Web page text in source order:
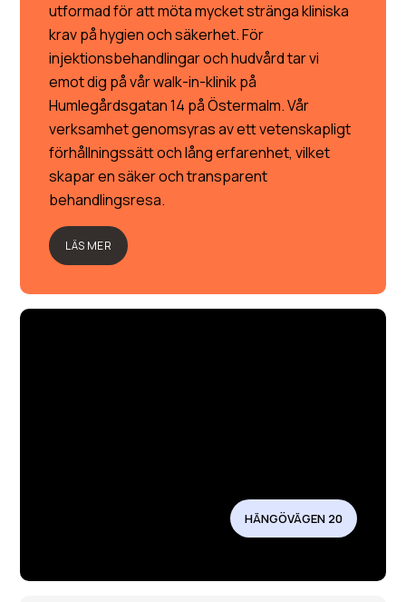
utformad för att möta mycket stränga kliniska
krav på hygien och säkerhet. För
injektionsbehandlingar och hudvård tar vi
emot dig på vår walk-in-klinik på
Humlegårdsgatan 14 på Östermalm. Vår
verksamhet genomsyras av ett vetenskapligt
förhållningssätt och lång erfarenhet, vilket
skapar en säker och transparent
behandlingsresa.
LÄS MER
HÄNGÖVÄGEN 20